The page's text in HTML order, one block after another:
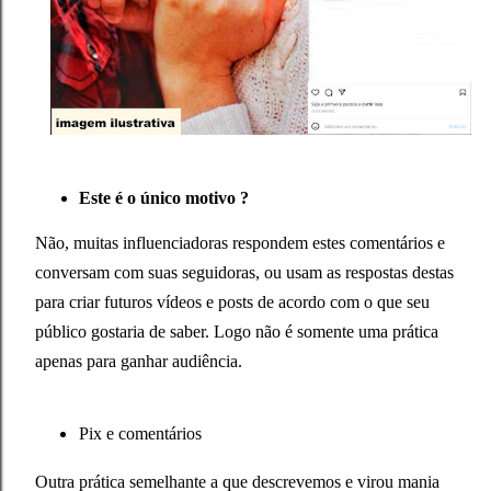
Este é o único motivo ?
Não, muitas influenciadoras respondem estes comentários e
conversam com suas seguidoras, ou usam as respostas destas
para criar futuros vídeos e posts de acordo com o que seu
público gostaria de saber. Logo não é somente uma prática
apenas para ganhar audiência.
Pix e comentários
Outra prática semelhante a que descrevemos e virou mania